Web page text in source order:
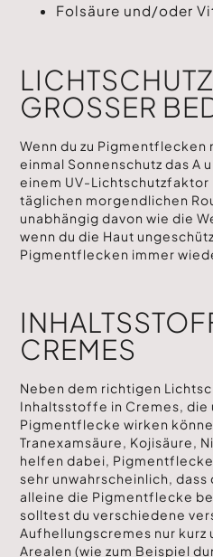
Folsäure und/oder
GROSSER
Wenn du zu Pigmentflecken
einmal Sonnenschutz das A
einem UV-
täglichen morgendlichen
unabhängig davon wie die
wenn du die Haut
Pigmentflecken immer
CREMES
Neben dem richtigen
Inhaltsstoffe in Cremes,
Pigmentflecke wirken
Tranexamsäure, Kojisäure,
helfen dabei,
sehr unwahrscheinlich,
alleine die Pigmentflecke
solltest du verschiedene
Aufhellungscremes nur kurz
Arealen (wie zum Beispiel